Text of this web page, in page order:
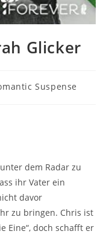
Glicker
Suspense
dem Radar zu
ihr Vater ein
davor
zu bringen. Chris ist
Eine“, doch schafft er